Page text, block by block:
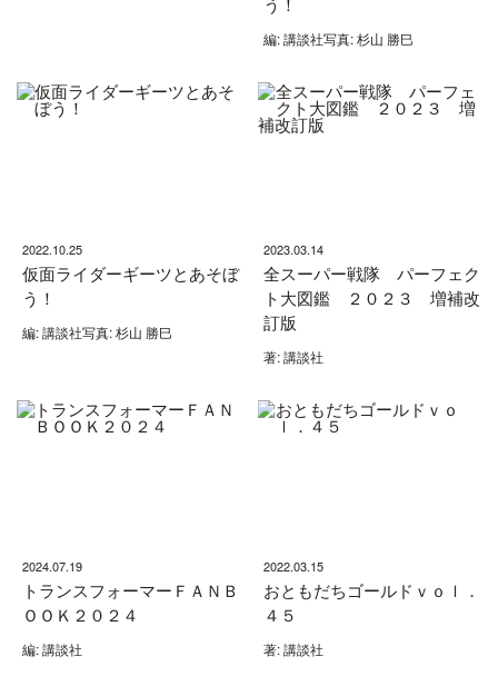
編: 講談社写真: 杉山 勝巳
2022.10.25
仮面ライダーギーツとあそぼ
う！
編: 講談社写真: 杉山 勝巳
2023.03.14
全スーパー戦隊 パーフェク
ト大図鑑 ２０２３ 増補改
訂版
著: 講談社
2024.07.19
トランスフォーマーＦＡＮＢ
ＯＯＫ２０２４
編: 講談社
2022.03.15
おともだちゴールドｖｏｌ．
４５
著: 講談社